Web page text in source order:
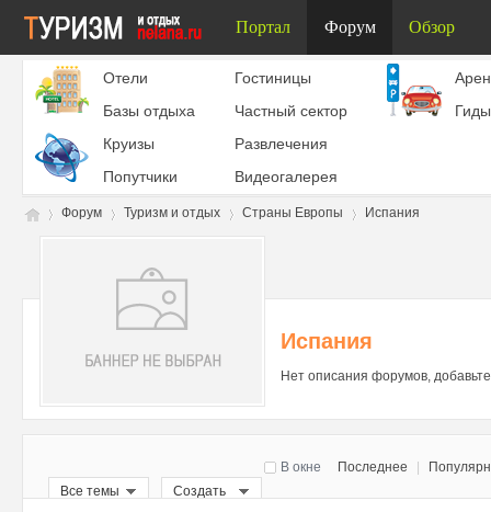
Портал Форум Обзор
Отели
Гостиницы
Базы отдыха
Частный сектор
Гиды
Круизы
Развлечения
Попутчики
Видеогалерея
Форум Туризм и отдых Страны Европы Испания
Испания
Нет описания форумов,
Последнее
В окне
Все темы
Создать